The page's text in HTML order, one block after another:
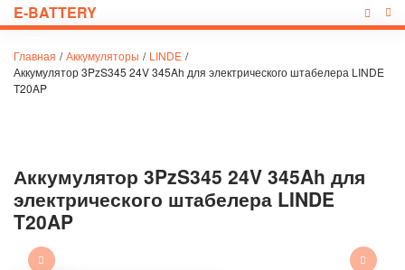
E-BATTERY
Главная / Аккумуляторы / LINDE /
Аккумулятор 3PzS345 24V 345Ah для электрического штабелера LINDE
T20AP
Аккумулятор 3PzS345 24V 345Ah для
электрического штабелера LINDE
T20AP